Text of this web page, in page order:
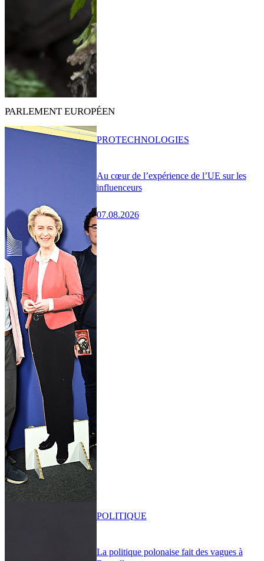
PARLEMENT EUROPÉEN
Au cœur de l’expérience de l’UE sur les
influenceurs
07.08.2026
PROTECHNOLOGIES
La politique polonaise fait des vagues à
POLITIQUE